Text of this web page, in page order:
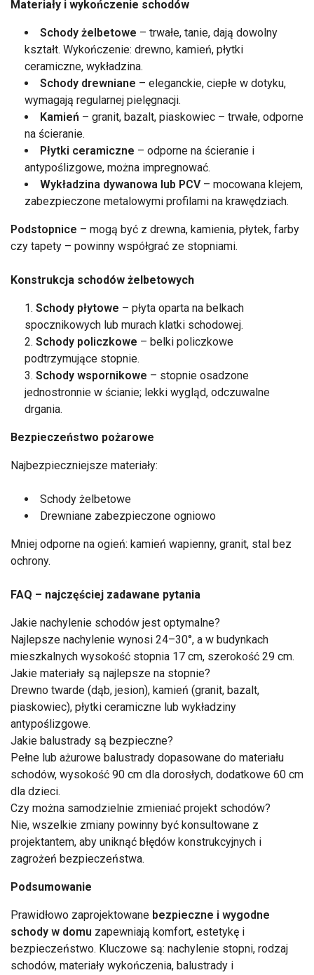
Materiały i wykończenie schodów
Schody żelbetowe – trwałe, tanie, dają dowolny
kształt. Wykończenie: drewno, kamień, płytki
ceramiczne, wykładzina.
Schody drewniane – eleganckie, ciepłe w dotyku,
wymagają regularnej pielęgnacji.
Kamień – granit, bazalt, piaskowiec – trwałe, odporne
na ścieranie.
Płytki ceramiczne – odporne na ścieranie i
antypoślizgowe, można impregnować.
Wykładzina dywanowa lub PCV– mocowana klejem,
zabezpieczone metalowymi profilami na krawędziach.
Podstopnice – mogą być z drewna, kamienia, płytek, farby
czy tapety – powinny współgrać ze stopniami.
Konstrukcja schodów żelbetowych
Schody płytowe – płyta oparta na belkach
spocznikowych lub murach klatki schodowej.
Schody policzkowe – belki policzkowe
podtrzymujące stopnie.
Schody wspornikowe – stopnie osadzone
jednostronnie w ścianie; lekki wygląd, odczuwalne
drgania.
Bezpieczeństwo pożarowe
Najbezpieczniejsze materiały:
Schody żelbetowe
Drewniane zabezpieczone ogniowo
Mniej odporne na ogień: kamień wapienny, granit, stal bez
ochrony.
FAQ – najczęściej zadawane pytania
Jakie nachylenie schodów jest optymalne?
Najlepsze nachylenie wynosi 24–30°, a w budynkach
mieszkalnych wysokość stopnia 17 cm, szerokość 29 cm.
Jakie materiały są najlepsze na stopnie?
Drewno twarde (dąb, jesion), kamień (granit, bazalt,
piaskowiec), płytki ceramiczne lub wykładziny
antypoślizgowe.
Jakie balustrady są bezpieczne?
Pełne lub ażurowe balustrady dopasowane do materiału
schodów, wysokość 90 cm dla dorosłych, dodatkowe 60 cm
dla dzieci.
Czy można samodzielnie zmieniać projekt schodów?
Nie, wszelkie zmiany powinny być konsultowane z
projektantem, aby uniknąć błędów konstrukcyjnych i
zagrożeń bezpieczeństwa.
Podsumowanie
Prawidłowo zaprojektowane bezpieczne i wygodne
schody w domu zapewniają komfort, estetykę i
bezpieczeństwo. Kluczowe są: nachylenie stopni, rodzaj
schodów, materiały wykończenia, balustrady i